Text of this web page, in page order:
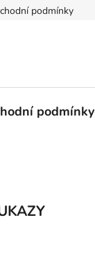
podmínky
podmínky